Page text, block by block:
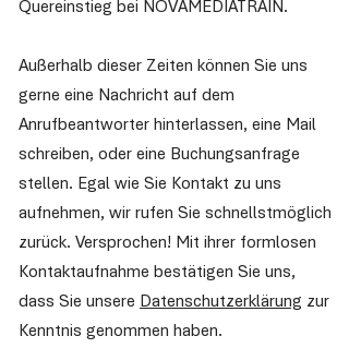
Quereinstieg bei NOVAMEDIATRAIN.
Außerhalb dieser Zeiten können Sie uns
gerne eine Nachricht auf dem
Anrufbeantworter hinterlassen, eine Mail
schreiben, oder eine Buchungsanfrage
stellen. Egal wie Sie Kontakt zu uns
aufnehmen, wir rufen Sie schnellstmöglich
zurück. Versprochen! Mit ihrer formlosen
Kontaktaufnahme bestätigen Sie uns,
dass Sie unsere Datenschutzerklärung zur
Kenntnis genommen haben.